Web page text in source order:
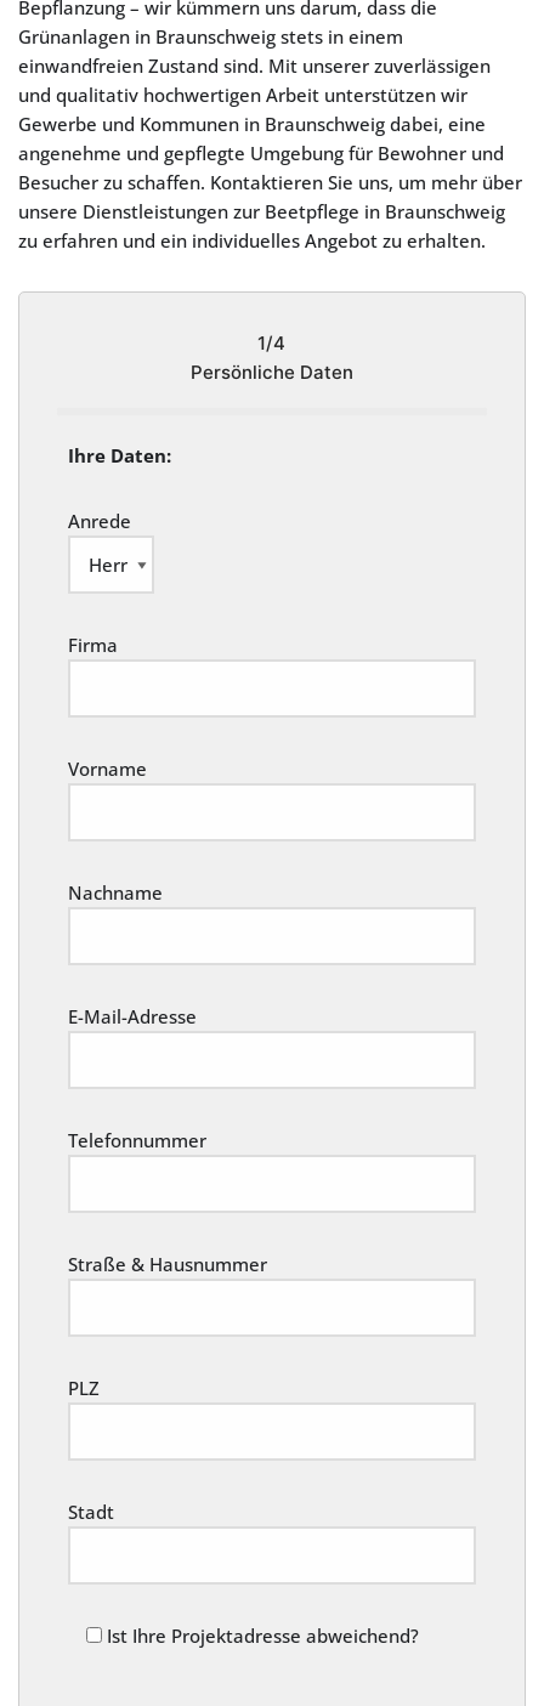
Bepflanzung – wir kümmern uns darum, dass die
Grünanlagen in Braunschweig stets in einem
einwandfreien Zustand sind. Mit unserer zuverlässigen
und qualitativ hochwertigen Arbeit unterstützen wir
Gewerbe und Kommunen in Braunschweig dabei, eine
angenehme und gepflegte Umgebung für Bewohner und
Besucher zu schaffen. Kontaktieren Sie uns, um mehr über
unsere Dienstleistungen zur Beetpflege in Braunschweig
zu erfahren und ein individuelles Angebot zu erhalten.
1/4
Persönliche Daten
Ihre Daten:
Anrede
Firma
Vorname
Nachname
E-Mail-Adresse
Telefonnummer
Straße & Hausnummer
PLZ
Stadt
Ist Ihre Projektadresse abweichend?